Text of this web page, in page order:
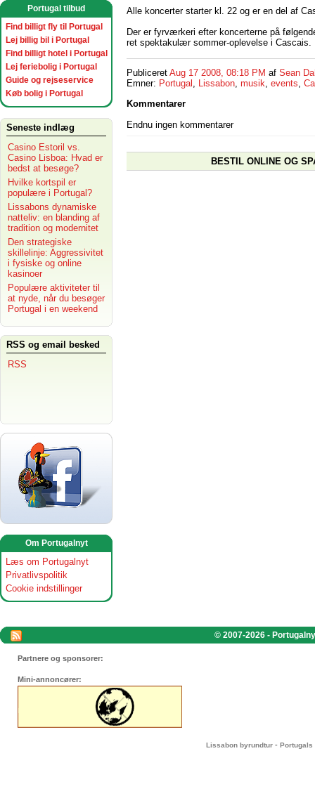
Portugal tilbud
Find billigt fly til Portugal
Lej billig bil i Portugal
Find billigt hotel i Portugal
Lej feriebolig i Portugal
Guide og rejseservice
Køb bolig i Portugal
Seneste indlæg
Casino Estoril vs.
Casino Lisboa: Hvad er
bedst at besøge?
Hvilke kortspil er
populære i Portugal?
Lissabons dynamiske
natteliv: en blanding af
tradition og modernitet
Den strategiske
skillelinje: Aggressivitet
i fysiske og online
kasinoer
Populære aktiviteter til
at nyde, når du besøger
Portugal i en weekend
RSS og email besked
RSS
Om Portugalnyt
Læs om Portugalnyt
Privatlivspolitik
Cookie indstillinger
Alle koncerter starter kl. 22 og er en del af
Der er fyrværkeri efter koncerterne på
ret spektakulær sommer-oplevelse i Cascais.
Publiceret Aug 17 2008, 08:18 PM af Sean
Emner: Portugal , Lissabon, musik, events,
Kommentarer
Endnu ingen kommentarer
BESTIL ONLINE OG
© 2007-2026 -
Partnere og sponsorer:
Mini-annoncører:
Lissabon byrundtur - Portugals